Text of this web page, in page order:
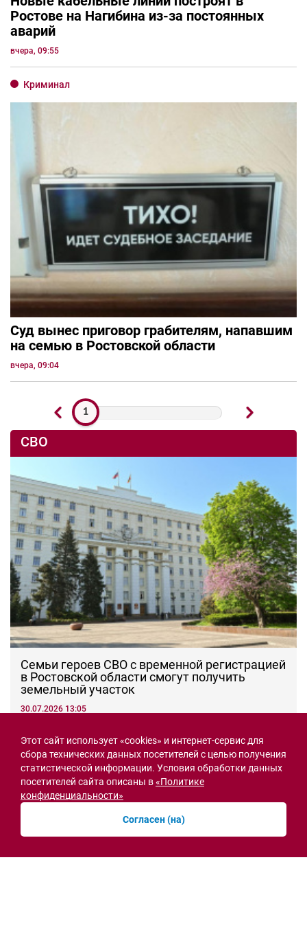
Ростове на Нагибина из-за постоянных
аварий
вчера, 09:55
Криминал
Суд вынес приговор грабителям, напавшим
на семью в Ростовской области
вчера, 09:04
1
СВО
Семьи героев СВО с временной регистрацией
в Ростовской области смогут получить
земельный участок
30.07.2026 13:05
Острая ситуация
Этот сайт использует «cookies» и интернет-сервис для
сбора технических данных посетителей с целью получения
статистической информации. Условия обработки данных
посетителей сайта описаны в«Политике
конфиденциальности»
Согласен (на)